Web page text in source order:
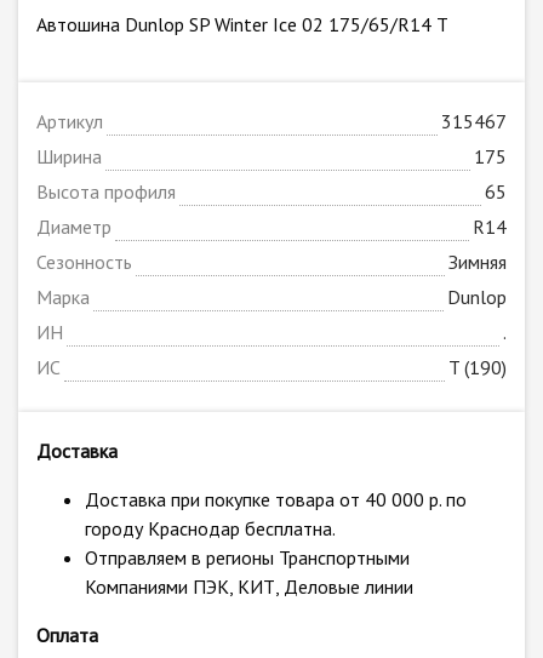
Автошина Dunlop SP Winter Ice 02 175/65/R14 T
Артикул
315467
Ширина
175
Высота профиля
65
Диаметр
R14
Сезонность
Зимняя
Марка
Dunlop
ИН
.
ИС
T (190)
Доставка
Доставка при покупке товара от 40 000 р. по
городу Краснодар бесплатна.
Отправляем в регионы Транспортными
Компаниями ПЭК, КИТ, Деловые линии
Оплата